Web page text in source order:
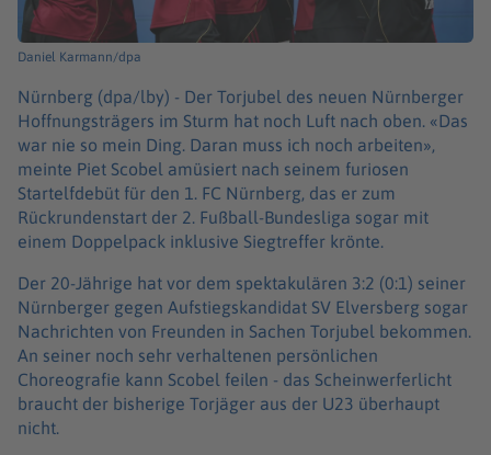
Daniel Karmann/dpa
Nürnberg (dpa/lby) - Der Torjubel des neuen Nürnberger
Hoffnungsträgers im Sturm hat noch Luft nach oben. «Das
war nie so mein Ding. Daran muss ich noch arbeiten»,
meinte Piet Scobel amüsiert nach seinem furiosen
Startelfdebüt für den 1. FC Nürnberg, das er zum
Rückrundenstart der 2. Fußball-Bundesliga sogar mit
einem Doppelpack inklusive Siegtreffer krönte.
Der 20-Jährige hat vor dem spektakulären 3:2 (0:1) seiner
Nürnberger gegen Aufstiegskandidat SV Elversberg sogar
Nachrichten von Freunden in Sachen Torjubel bekommen.
An seiner noch sehr verhaltenen persönlichen
Choreografie kann Scobel feilen - das Scheinwerferlicht
braucht der bisherige Torjäger aus der U23 überhaupt
nicht.